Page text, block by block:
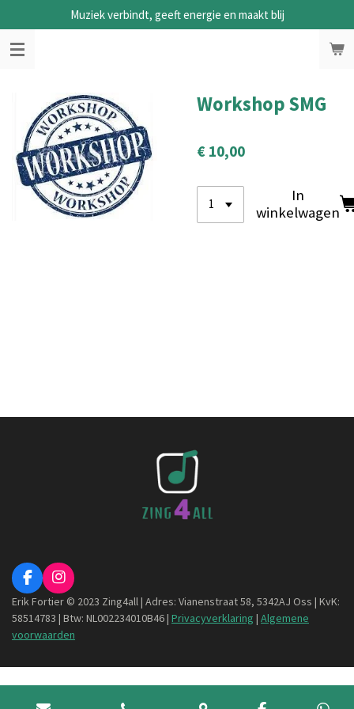
direct
naar
Muziek verbindt, geeft energie en maakt blij
Workshop SMG
€ 10,00
In
winkelwagen
F
a
c
e
b
o
k
I
n
s
t
a
r
a
Erik Fortier © 2023 Zing4all | Adres: Vianenstraat 58, 5342AJ Oss | KvK:
58514783 | Btw: NL002234010B46 | Privacyverklaring | Algemene
voorwaarden